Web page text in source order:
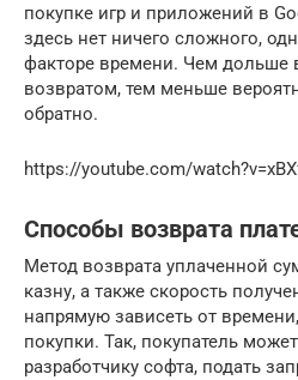
покупке игр и приложений в
здесь нет ничего сложного,
факторе времени. Чем дольше
возвратом, тем меньше
обратно.
https://youtube.com/
Способы возврата
Метод возврата уплаченной
казну, а также скорость
напрямую зависеть от
покупки. Так, покупатель
разработчику софта, подать